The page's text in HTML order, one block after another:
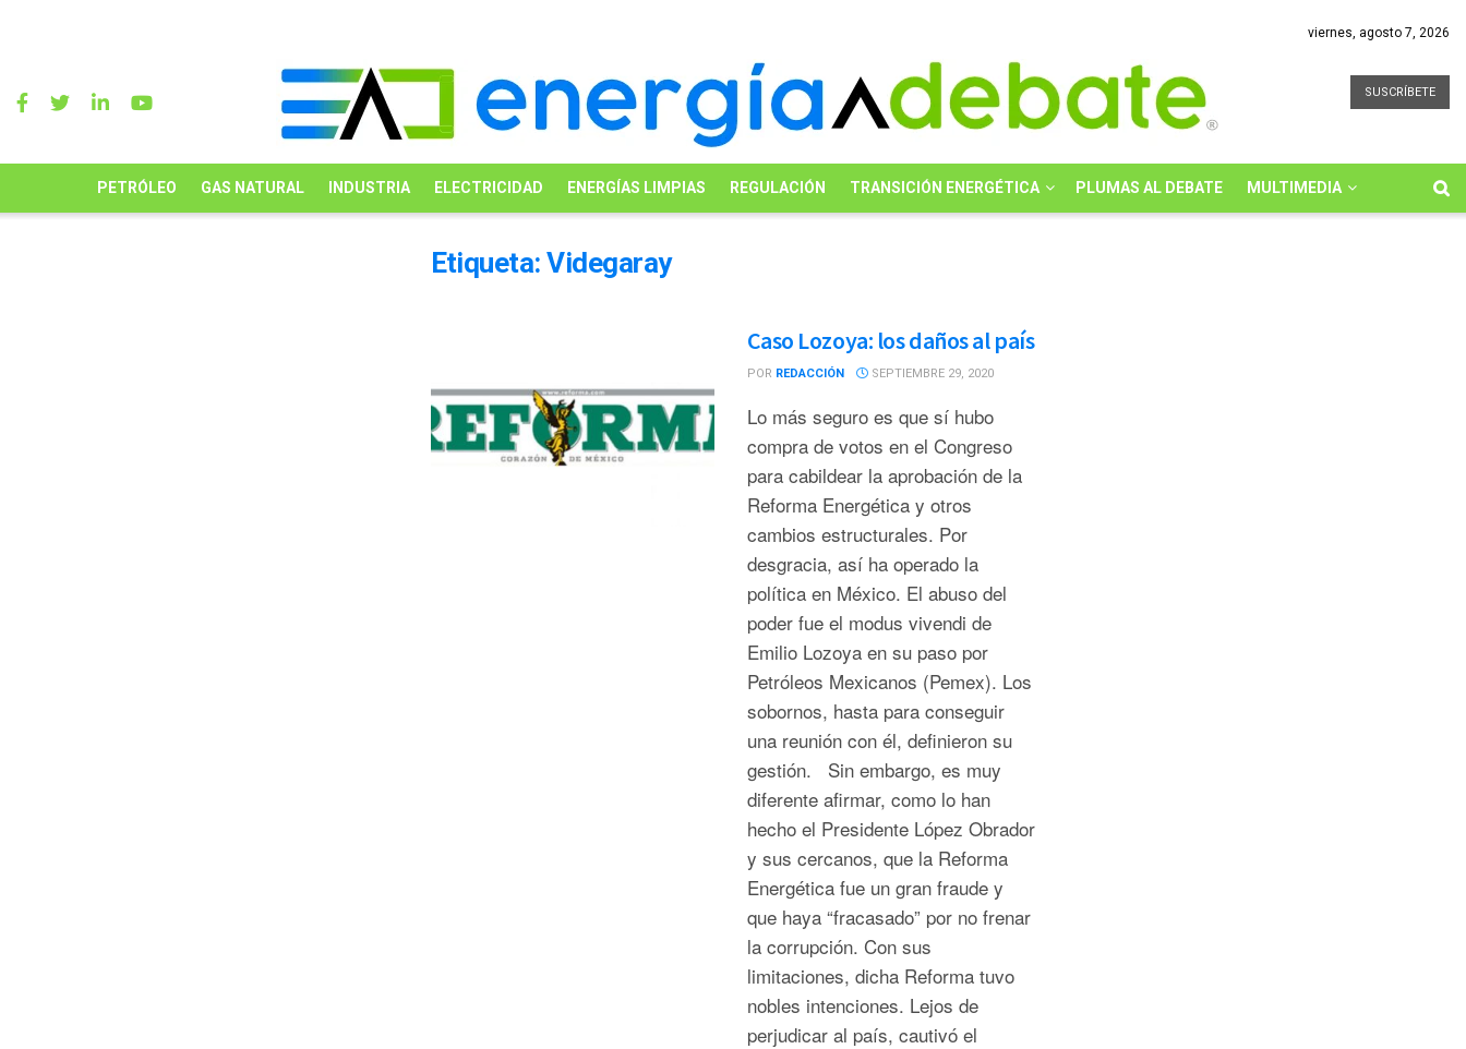
viernes, agosto 7, 2026
SUSCRÍBETE
PETRÓLEO GAS NATURAL INDUSTRIA ELECTRICIDAD ENERGÍAS LIMPIAS REGULACIÓN TRANSICIÓN ENERGÉTICA PLUMAS AL DEBATE MULTIMEDIA
Etiqueta:Videgaray
Caso Lozoya: los daños al país
POR REDACCIÓN SEPTIEMBRE 29, 2020
Lo más seguro es que sí hubo
compra de votos en el Congreso
para cabildear la aprobación de la
Reforma Energética y otros
cambios estructurales. Por
desgracia, así ha operado la
política en México. El abuso del
poder fue el modus vivendi de
Emilio Lozoya en su paso por
Petróleos Mexicanos (Pemex). Los
sobornos, hasta para conseguir
una reunión con él, definieron su
gestión. Sin embargo, es muy
diferente afirmar, como lo han
hecho el Presidente López Obrador
y sus cercanos, que la Reforma
Energética fue un gran fraude y
que haya “fracasado” por no frenar
la corrupción. Con sus
limitaciones, dicha Reforma tuvo
nobles intenciones. Lejos de
perjudicar al país, cautivó el